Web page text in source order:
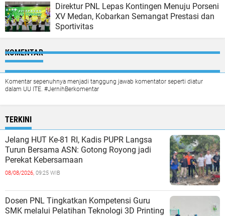
Direktur PNL Lepas Kontingen Menuju Porseni
XV Medan, Kobarkan Semangat Prestasi dan
Sportivitas
KOMENTAR
Komentar sepenuhnya menjadi tanggung jawab komentator seperti diatur
dalam UU ITE. #JernihBerkomentar
TERKINI
Jelang HUT Ke-81 RI, Kadis PUPR Langsa
Turun Bersama ASN: Gotong Royong jadi
Perekat Kebersamaan
08/08/2026, 09:25 WIB
Dosen PNL Tingkatkan Kompetensi Guru
SMK melalui Pelatihan Teknologi 3D Printing